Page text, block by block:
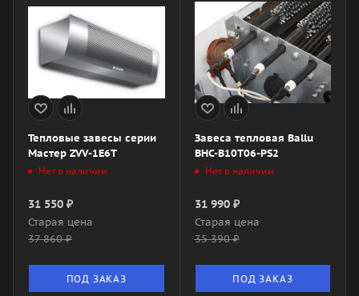
Тепловые завесы серии
Мастер ZVV-1E6T
Нет в наличии
31 550 ₽
Старая цена
37 860₽
ПОД ЗАКАЗ
Завеса тепловая Ballu
BHC-B10T06-PS2
Нет в наличии
31 990₽
Старая цена
35 390₽
ПОД ЗАКАЗ